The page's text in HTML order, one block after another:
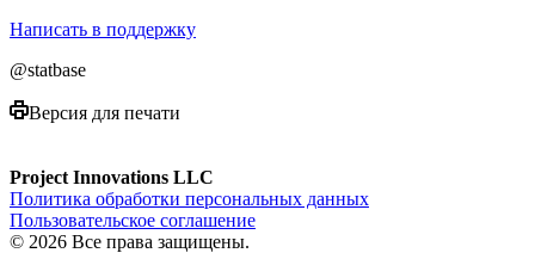
Написать в поддержку
@statbase
Версия для печати
Project Innovations LLC
Политика обработки персональных данных
Пользовательское соглашение
© 2026 Все права защищены.